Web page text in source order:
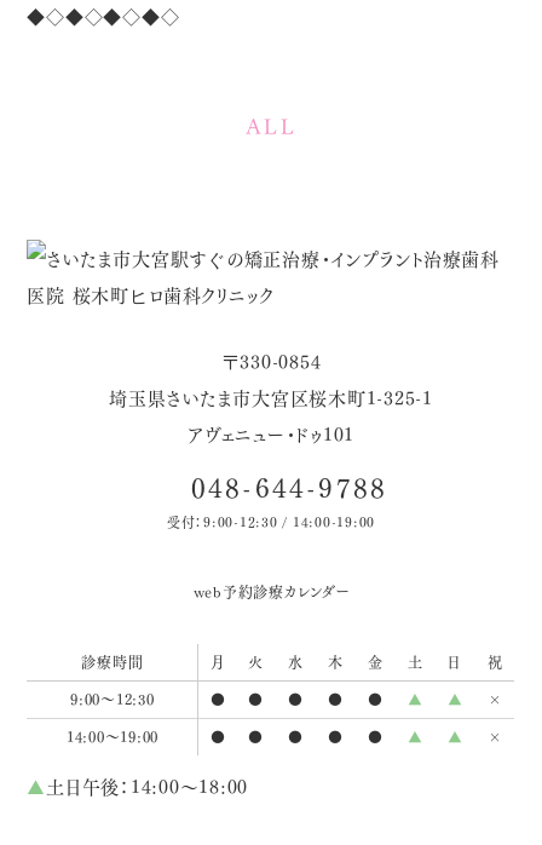
◆◇◆◇◆◇◆◇
ALL
〒330-0854
埼玉県さいたま市大宮区桜木町1-325-1
アヴェニュー・ドゥ101
048-644-9788
受付：9:00-12:30 / 14:00-19:00
web予約診療カレンダー
診療時間 月 火 水 木 金 土 日
祝
9:00～12:30
● ● ● ● ● ▲ ▲
×
14:00～19:00
● ● ● ● ● ▲ ▲ ×
▲土日午後：14:00～18:00